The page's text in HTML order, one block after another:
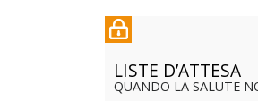
LISTE D’ATTESA
QUANDO LA SALUTE